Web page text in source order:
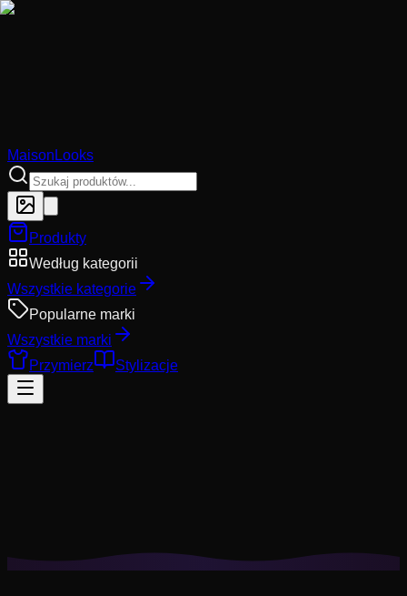
MaisonLooks
Produkty
Według kategorii
Wszystkie kategorie
Popularne marki
Wszystkie marki
Przymierz
Stylizacje